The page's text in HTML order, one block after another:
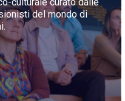
culturale curato dalle
del mondo di